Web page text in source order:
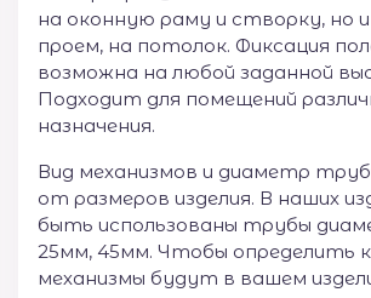
на оконную раму и створку, но
проем, на потолок. Фиксация
возможна на любой заданной
Подходит для помещений
назначения.
Вид механизмов и диаметр
от размеров изделия. В наших
быть использованы трубы
25мм, 45мм. Чтобы определить
механизмы будут в вашем